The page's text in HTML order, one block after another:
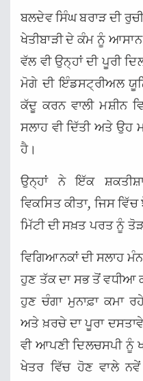
ਬਲਦੇਵ ਸਿੰਘ ਬਰਾੜ ਦੀ
ਖੇਤੀਬਾੜੀ ਦੇ ਕੰਮ ਨੂੰ
ਵੱਲ ਵੀ ਉਨ੍ਹਾਂ ਦੀ ਪੂਰੀ
ਮੋਗੇ ਦੀ ਇੰਡਸਟ੍ਰੀਅਲ
ਕੱਦੂ ਕਰਨ ਵਾਲੀ ਮਸ਼ੀਨ
ਸਲਾਹ ਵੀ ਦਿੱਤੀ ਅਤੇ
ਹੈ।
ਉਨ੍ਹਾਂ ਨੇ ਇੱਕ
ਵਿਕਸਿਤ ਕੀਤਾ, ਜਿਸ
ਮਿੱਟੀ ਦੀ ਸਖ਼ਤ ਪਰਤ ਨੂੰ
ਵਿਗਿਆਨਕਾਂ ਦੀ ਸਲਾਹ
ਹੁਣ ਤੱਕ ਦਾ ਸਭ ਤੋਂ ਵਧੀਆ
ਹੁਣ ਚੰਗਾ ਮੁਨਾਫ਼ਾ ਕਮਾ
ਅਤੇ ਖ਼ਰਚੇ ਦਾ ਪੂਰਾ
ਵੀ ਆਪਣੀ ਦਿਲਚਸਪੀ ਨੂੰ
ਖੇਤਰ ਵਿੱਚ ਹੋਣ ਵਾਲੇ